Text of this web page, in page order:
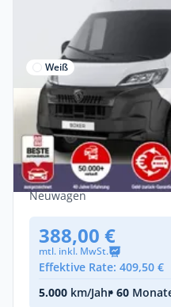
Weiß
Gewerbe
Peugeot Boxer 435
CargoP VisibP Kam
Diesel • Automatik •
179
Neuwagen
388,00 €
mtl. inkl. MwSt.
Effektive Rate: 409,50 €
5.000 km/Jahr• 60